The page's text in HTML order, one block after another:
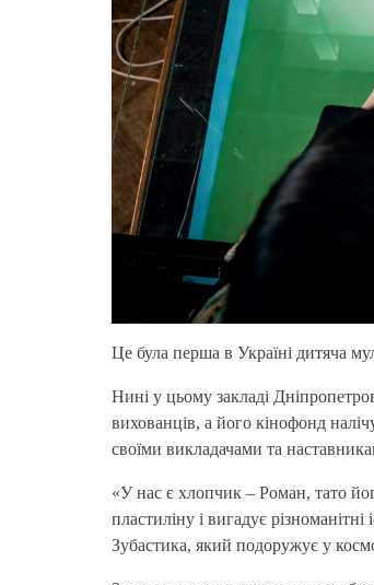
Це була перша в Україні дитяча
Нині у цьому закладі
вихованців, а його кінофонд
своїми викладачами та
«У нас є хлопчик – Роман, тато
пластиліну і вигадує
Зубастика, який подоружує у